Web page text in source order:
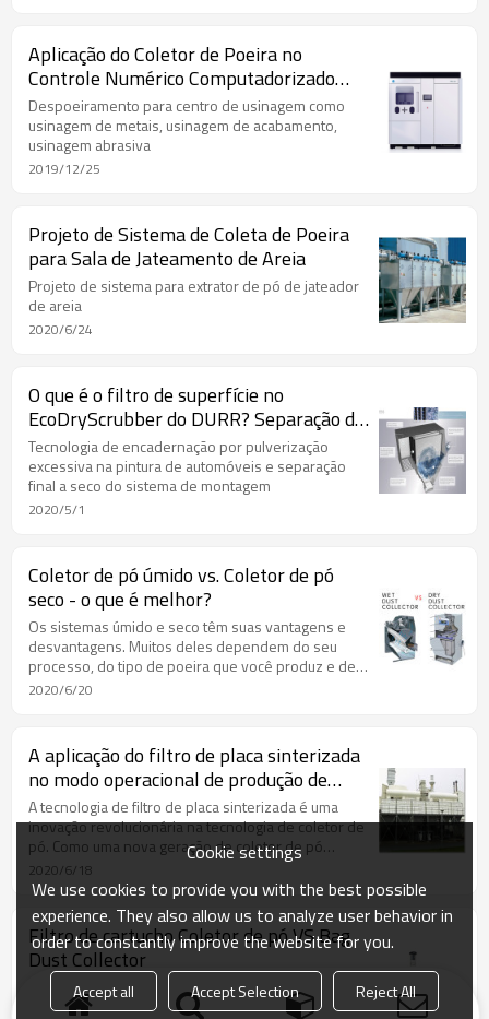
Aplicação do Coletor de Poeira no
Controle Numérico Computadorizado
CNC e Máquinas
Despoeiramento para centro de usinagem como
usinagem de metais, usinagem de acabamento,
usinagem abrasiva
2019/12/25
Projeto de Sistema de Coleta de Poeira
para Sala de Jateamento de Areia
Projeto de sistema para extrator de pó de jateador
de areia
2020/6/24
O que é o filtro de superfície no
EcoDryScrubber do DURR? Separação de
poeira seca do sistema de pintura
Tecnologia de encadernação por pulverização
excessiva na pintura de automóveis e separação
final a seco do sistema de montagem
2020/5/1
Coletor de pó úmido vs. Coletor de pó
seco - o que é melhor?
Os sistemas úmido e seco têm suas vantagens e
desvantagens. Muitos deles dependem do seu
processo, do tipo de poeira que você produz e de
suas necessidades individuais.
2020/6/20
A aplicação do filtro de placa sinterizada
no modo operacional de produção de
laminadoras a quente
A tecnologia de filtro de placa sinterizada é uma
inovação revolucionária na tecnologia de coletor de
pó. Como uma nova geração de coletor de pó
altamente eficiente, é melhor que o coletor
tradicional por causa de muitas vantagens especiais.
2020/6/18
Filtro de cartucho Coletor de pó VS Bag
Dust Collector
Como o coletor de pó de pulso normalmente possui
extrator de pó para bolsas e cartuchos, eles têm
Cookie settings
We use cookies to provide you with the best possible
experience. They also allow us to analyze user behavior in
order to constantly improve the website for you.
Accept all Accept Selection Reject All